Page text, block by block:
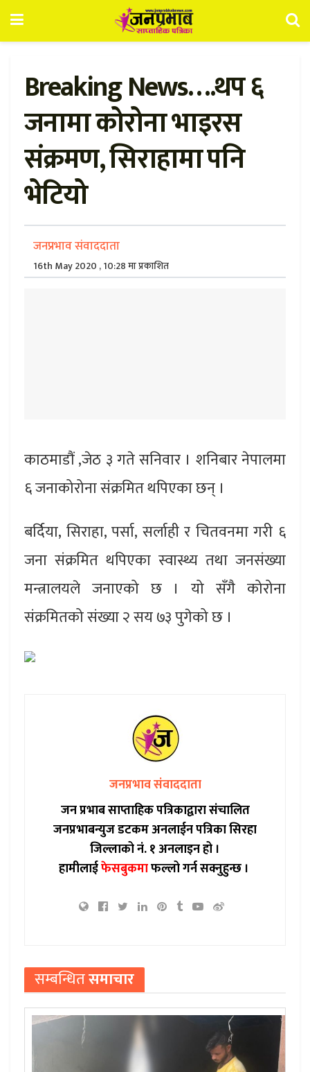
Breaking News….थप ६
जनामा कोरोना भाइरस
संक्रमण, सिराहामा पनि
भेटियो
जनप्रभाव संवाददाता
16th May 2020 , 10:28 मा प्रकाशित
काठमाडौं ,जेठ ३ गते सनिवार । शनिबार नेपालमा
६ जनाकोरोना संक्रमित थपिएका छन् ।
बर्दिया, सिराहा, पर्सा, सर्लाही र चितवनमा गरी ६
जना संक्रमित थपिएका स्वास्थ्य तथा जनसंख्या
मन्त्रालयले जनाएको छ । यो सँगै कोरोना
संक्रमितको संख्या २ सय ७३ पुगेको छ ।
जनप्रभाव संवाददाता
जन प्रभाब साप्ताहिक पत्रिकाद्वारा संचालित
जनप्रभाबन्युज डटकम अनलाईन पत्रिका सिरहा
जिल्लाको नं. १ अनलाइन हो ।
हामीलाईफेसबुकमाफल्लो गर्न सक्नुहुन्छ ।
सम्बन्धितसमाचार